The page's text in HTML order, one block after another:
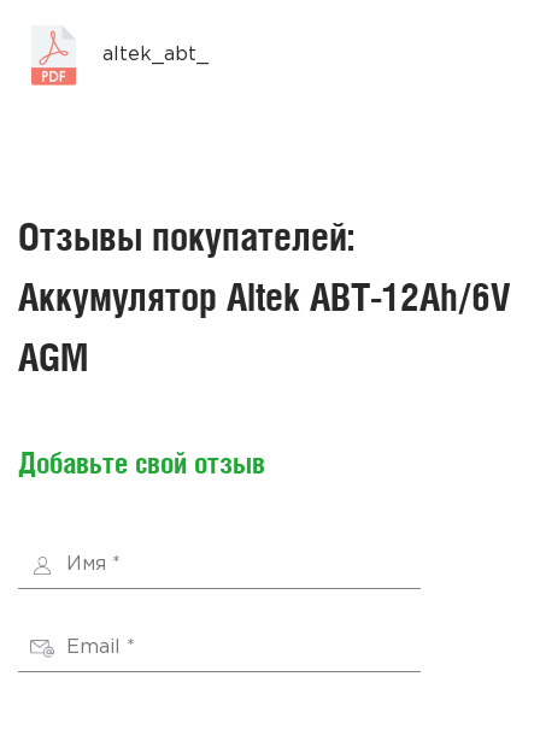
altek_abt_
Отзывы покупателей:
Аккумулятор Altek ABT-12Ah/6V
AGM
Добавьте свой отзыв